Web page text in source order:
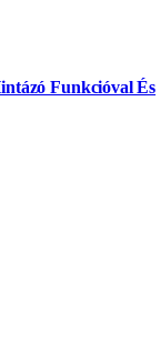
Funkcióval És